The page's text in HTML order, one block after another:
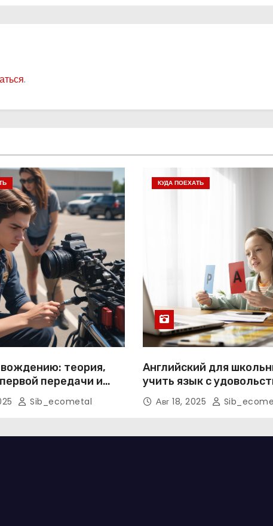
.
теория,
передачи и
к экзаменам
Sib_ecometal
КУДА ПОЕХАТЬ
Английский для
учить язык с
Авг 18, 2025